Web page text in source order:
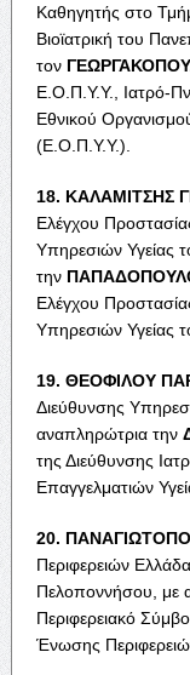
Καθηγητής στο
Βιοϊατρική του
τον Γ
Ε.Ο.Π.Υ.Υ., Ιατρό-
Εθνικού
(Ε.Ο.Π.Υ.Υ.).
18. ΚΑΛΑΜΙΤΣΗΣ Γ
Ελέγχου
Υπηρεσιών Υγείας
την Π
Ελέγχου
Υπηρεσιών Υγείας
19. ΘΕΟΦΙΛΟΥ Π
Διεύθυνσης
αναπληρώτρια την
της Διεύθυνσης
Επαγγελματιών
20. Π
Περιφερειών
Πελοποννήσου, με
Περιφερειακό
Ένωσης